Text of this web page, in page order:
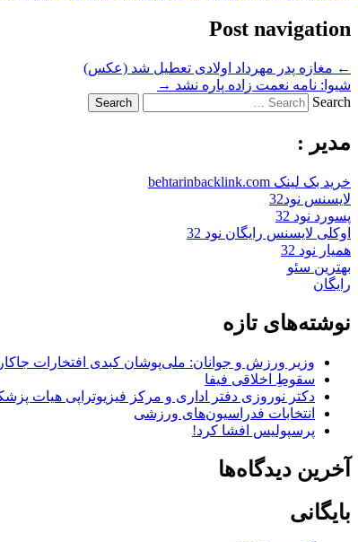
Post navigation
← مغازه پدر مهرداد اولادی تعطیل شد (عکس)
شیوا: نامه نعمت‌ زاده پاره نشد →
Search
مدیر :
خرید بک لینک behtarinbacklink.com
لایسنس نود32
پسورد نود 32
اوکلی لایسنس رایگان نود 32
همیار نود 32
بهترین سئو
رایگان
نوشته‌های تازه
وزیر ورزش و جوانان: ملی‌پوشان کبدی افتخارات
سقوطِ اخلاقی فیفا
دکتر نوروزی دفتر اداری و مرکز فیزیوتراپی هیات
انتخابات فدراسیون‌های ورزشی
پرسپولیس افشا کرد!
آخرین دیدگاه‌ها
بایگانی